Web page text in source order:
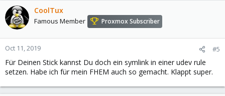
CoolTux
Famous Member Proxmox Subscriber
Oct 11, 2019 #5
Für Deinen Stick kannst Du doch ein symlink in einer udev rule
setzen. Habe ich für mein FHEM auch so gemacht. Klappt super.